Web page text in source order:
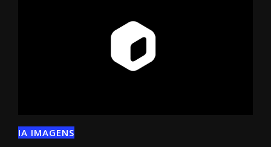
IA IMAGENS